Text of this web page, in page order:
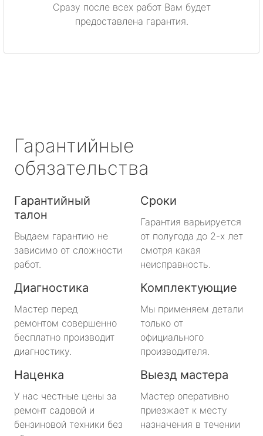
Сразу после всех работ Вам будет
предоставлена гарантия.
Гарантийные
обязательства
Гарантийный
талон
Выдаем гарантию не
зависимо от сложности
работ.
Сроки
Гарантия варьируется
от полугода до 2-х лет
смотря какая
неисправность.
Диагностика
Мастер перед
ремонтом совершенно
бесплатно производит
диагностику.
Комплектующие
Мы применяем детали
только от
официального
производителя.
Наценка
У нас честные цены за
ремонт садовой и
бензиновой техники без
Выезд мастера
Мастер оперативно
приезжает к месту
назначения в течении